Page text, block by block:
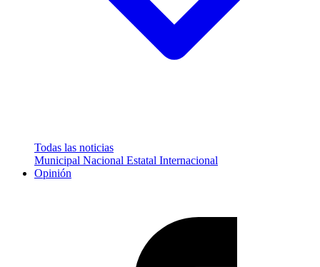
Todas las noticias
Municipal Nacional Estatal Internacional
Opinión